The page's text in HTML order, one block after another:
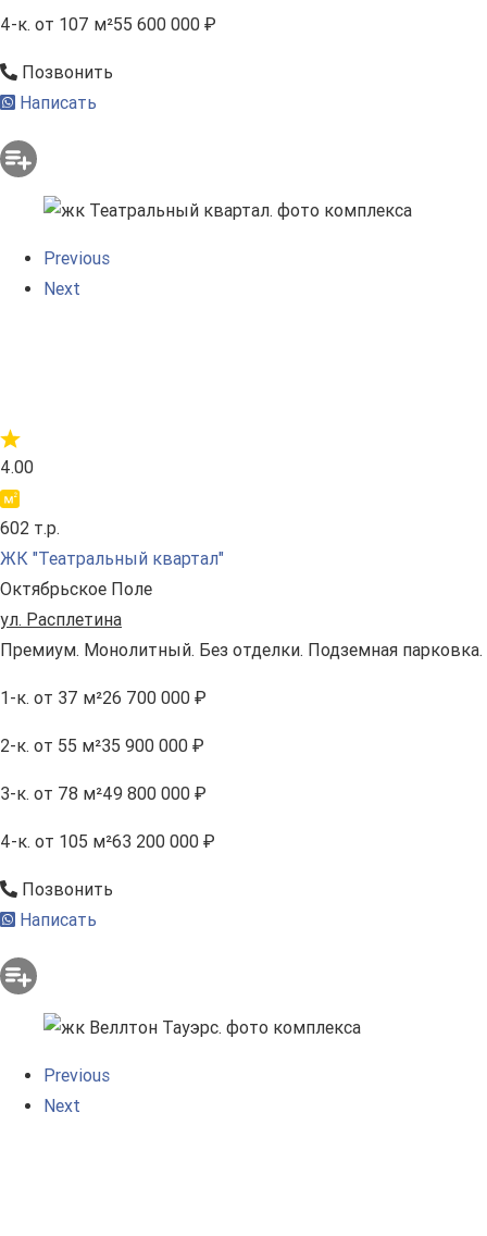
4-к. от 107 м²55 600 000 ₽
Позвонить
Написать
Previous
Next
4.00
602 т.р.
ЖК "Театральный квартал"
Октябрьское Поле
ул. Расплетина
Премиум. Монолитный. Без отделки. Подземная парковка.
1-к. от 37 м²26 700 000 ₽
2-к. от 55 м²35 900 000 ₽
3-к. от 78 м²49 800 000 ₽
4-к. от 105 м²63 200 000 ₽
Позвонить
Написать
Previous
Next